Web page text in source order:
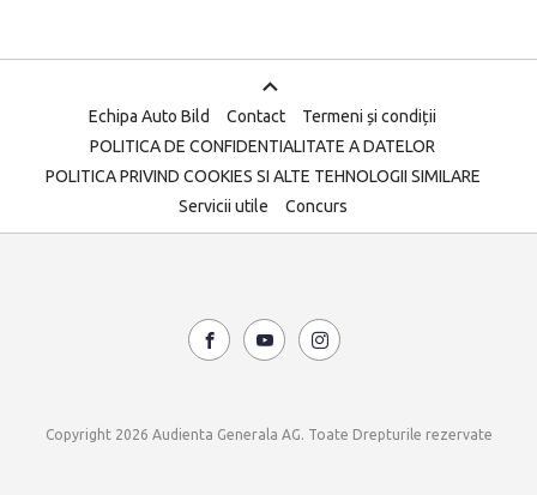
Echipa Auto Bild Contact
Termeni și condiții
POLITICA DE CONFIDENTIALITATE A DATELOR
POLITICA PRIVIND COOKIES SI ALTE TEHNOLOGII SIMILARE
Servicii utile
Concurs
Copyright 2026 Audienta Generala AG. Toate Drepturile rezervate